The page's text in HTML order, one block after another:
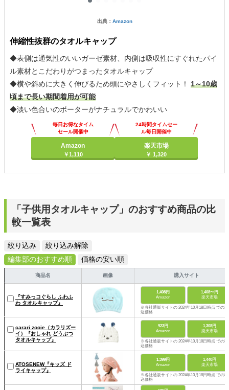
出典： Amazon
伸縮性抜群のタオルキャップ
◆表側は通気性のいいガーゼ素材、内側は吸収性にすぐれたパイ
ル素材とこだわりがつまったタオルキャップ
◆横や斜めに大きく伸びるため頭にやさしくフィット！ 1～10歳
頃まで長い期間着用が可能
◆淡い色合いのボーターがナチュラルでかわいい
毎日お得なタイム
セール開催中
Amazon
￥1,110
24時間タイムセー
ル毎日開催中
楽天市場
￥ 1,320
「子供用タオルキャップ」のおすすめ商品の比
較一覧表
絞り込み
絞り込み解除
編集部のおすすめ順
価格の安い順
商品名 画像 購入サイト
『すみっコぐらし ふわふ
わ タオルキャップ』
1,408円
Amazon
1,408〜円
楽天市場
※各社通販サイトの 2024年10月18日時点 での税
込価格
carari zooie（カラリズー
イ）『おしゃれ どうぶつ
タオルキャップ』
923円
Amazon
1,308円
楽天市場
※各社通販サイトの 2024年10月18日時点 での税
込価格
ATOSENEW『キッズ ド
ライキャップ』
1,399円
Amazon
1,440円
楽天市場
※各社通販サイトの 2024年10月18日時点 での税
込価格